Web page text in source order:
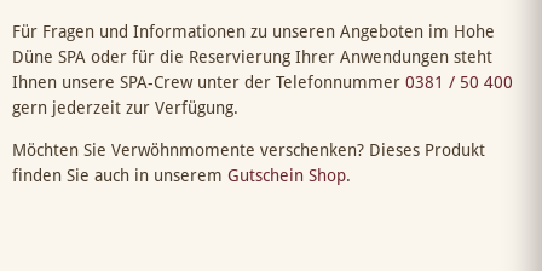
Für Fragen und Informationen zu unseren Angeboten im Hohe
Düne SPA oder für die Reservierung Ihrer Anwendungen steht
Ihnen unsere SPA-Crew unter der Telefonnummer 0381 / 50 400
gern jederzeit zur Verfügung.
Möchten Sie Verwöhnmomente verschenken? Dieses Produkt
finden Sie auch in unserem Gutschein Shop.